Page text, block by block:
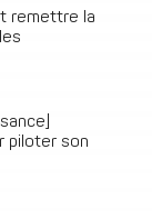
remettre la
piloter son